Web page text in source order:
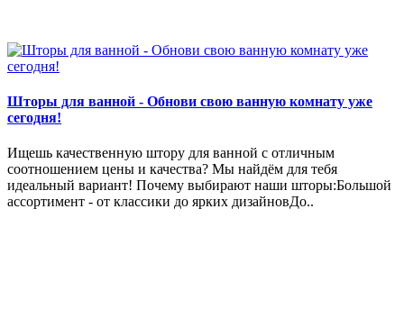
Шторы для ванной - Обнови свою ванную комнату уже
сегодня!
Ищешь качественную штору для ванной с отличным
соотношением цены и качества? Мы найдём для тебя
идеальный вариант! Почему выбирают наши шторы:Большой
ассортимент - от классики до ярких дизайновДо..